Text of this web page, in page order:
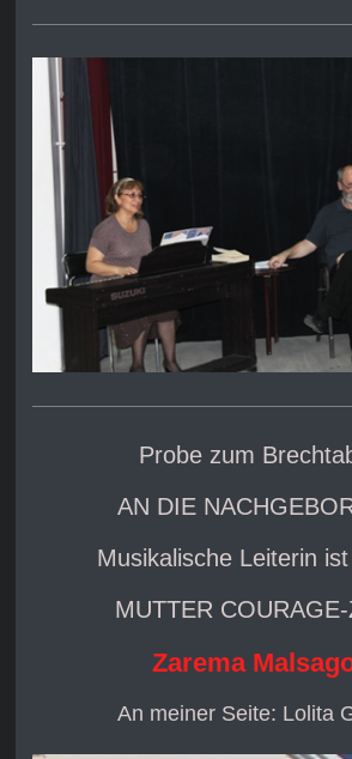
Probe zum
AN DIE
Musikalische Leiterin
MUTTER
Zarema
An meiner Seite: Lolita